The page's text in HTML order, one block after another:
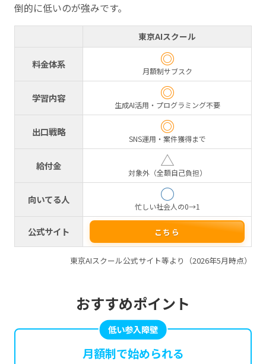
倒的に低いのが強みです。
東京AIスクール
料金体系 ◎
月額制サブスク
学習内容 ◎
生成AI活用・プログラミング不要
出口戦略 ◎
SNS運用・案件獲得まで
給付金 △
対象外（全額自己負担）
向いてる人 ○
忙しい社会人の0→1
公式サイト こちら
東京AIスクール公式サイト等より（2026年5月時点）
おすすめポイント
低い参入障壁
月額制で始められる